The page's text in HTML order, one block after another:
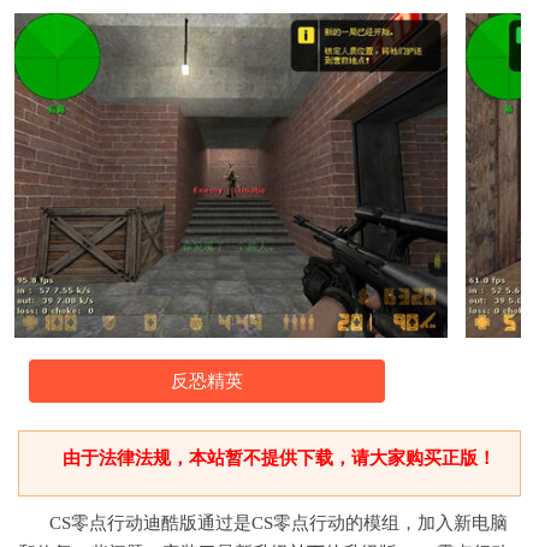
反恐精英
由于法律法规，本站暂不提供下载，请大家购买正版！
CS零点行动迪酷版通过是CS零点行动的模组，加入新电脑